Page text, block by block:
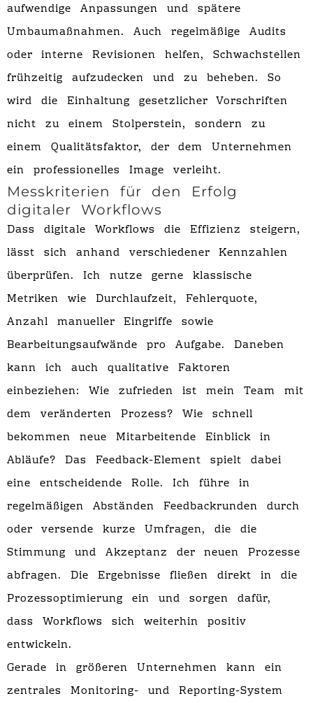
aufwendige Anpassungen und spätere
Umbaumaßnahmen. Auch regelmäßige Audits
oder interne Revisionen helfen, Schwachstellen
frühzeitig aufzudecken und zu beheben. So
wird die Einhaltung gesetzlicher Vorschriften
nicht zu einem Stolperstein, sondern zu
einem Qualitätsfaktor, der dem Unternehmen
ein professionelles Image verleiht.
Messkriterien für den Erfolg
digitaler Workflows
Dass digitale Workflows die Effizienz steigern,
lässt sich anhand verschiedener Kennzahlen
überprüfen. Ich nutze gerne klassische
Metriken wie Durchlaufzeit, Fehlerquote,
Anzahl manueller Eingriffe sowie
Bearbeitungsaufwände pro Aufgabe. Daneben
kann ich auch qualitative Faktoren
einbeziehen: Wie zufrieden ist mein Team mit
dem veränderten Prozess? Wie schnell
bekommen neue Mitarbeitende Einblick in
Abläufe? Das Feedback-Element spielt dabei
eine entscheidende Rolle. Ich führe in
regelmäßigen Abständen Feedbackrunden durch
oder versende kurze Umfragen, die die
Stimmung und Akzeptanz der neuen Prozesse
abfragen. Die Ergebnisse fließen direkt in die
Prozessoptimierung ein und sorgen dafür,
dass Workflows sich weiterhin positiv
entwickeln.
Gerade in größeren Unternehmen kann ein
zentrales Monitoring- und Reporting-System